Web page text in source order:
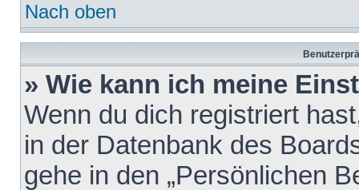
Nach oben
» Wie kann ich meine
Wenn du dich registriert
in der Datenbank des
gehe in den „Persönlichen